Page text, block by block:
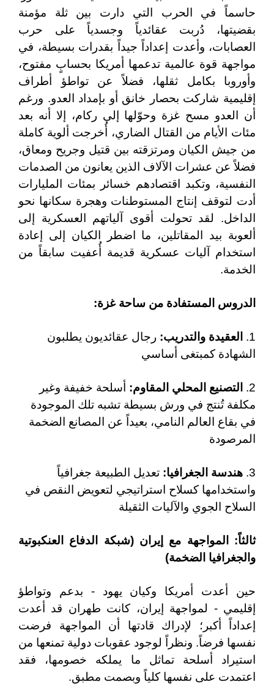
حاسماً في الحرب التي دارت بين ثلة مؤمنة
بقضيتها، دُربت عقائدياً وجسدياً على حرب
العصابات، وأعدت إعداداً جيداً بقدرات بسيطة، في
مواجهة قوة عالمية تدعمها أمريكا بحسابٍ مفتوح،
وأوروبا بكامل ثقلها، فضلاً عن تواطؤ أطراف
إقليمية شاركت بحصار خانق أو بإمداد العدو. ورغم
أن العدو مسح غزة وحوّلها إلى ركام، إلا أنه بعد
مئات الأيام من القتال الضاري، أُخرجت ألوية كاملة
من جيش الكيان ومرتزقته بين قتيل وجريح ومعاق،
فضلاً عن عشرات الآلاف الذين يعانون من الصدمات
النفسية، وتكبد اقتصادهم خسائر بمئات المليارات
أدت لتوقف إنتاج المستوطنات وهجرة سكانها نحو
الداخل. لقد تحولت أقوى آلياتهم العسكرية إلى
ألعوبة بيد المقاتلين، ما اضطر الكيان إلى إعادة
استخدام آليات عسكرية قديمة أُعفيت سابقاً من
الخدمة.
الدروس المستفادة من ساحة غزة:
1. العقيدة والتدريب: رجال عقائديون يطلبون
الشهادة كمبتغى أساسي
2. التصنيع المحلي المقاوم: أسلحة خفيفة وغير
مكلفة تُنتج في ورش بسيطة تشبه تلك الموجودة
في بقاع العالم النامي، بعيداً عن المصانع الضخمة
المرصودة
3. هندسة الجغرافيا: تعديل الطبيعة جغرافياً
واستخدامها كسلاح استراتيجي لتعويض النقص في
السلاح الجوي والآليات الثقيلة
ثالثاً: المواجهة مع إيران (شبكة الدفاع العنكبوتية
والجغرافيا الضخمة)
حين أعدت أمريكا وكيان يهود - بدعم وتواطؤ
إقليمي - لمواجهة إيران، كانت طهران قد أعدت
إعداداً أكبر؛ لإدراك قادتها أن المواجهة فرضت
نفسها فرضاً. ونظراً لوجود عقوبات دولية تمنعها من
استيراد أسلحة تماثل ما يملكه خصومها، فقد
اعتمدت على نفسها كلياً وبصمت مطبق.